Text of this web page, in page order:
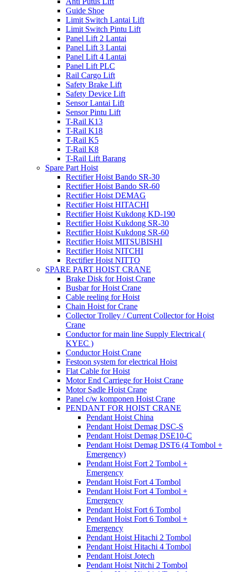
Guide Shoe
Limit Switch Lantai Lift
Limit Switch Pintu Lift
Panel Lift 2 Lantai
Panel Lift 3 Lantai
Panel Lift 4 Lantai
Panel Lift PLC
Rail Cargo Lift
Safety Brake Lift
Safety Device Lift
Sensor Lantai Lift
Sensor Pintu Lift
T-Rail K13
T-Rail K18
T-Rail K5
T-Rail K8
T-Rail Lift Barang
Spare Part Hoist
Rectifier Hoist Bando SR-30
Rectifier Hoist Bando SR-60
Rectifier Hoist DEMAG
Rectifier Hoist HITACHI
Rectifier Hoist Kukdong KD-190
Rectifier Hoist Kukdong SR-30
Rectifier Hoist Kukdong SR-60
Rectifier Hoist MITSUBISHI
Rectifier Hoist NITCHI
Rectifier Hoist NITTO
SPARE PART HOIST CRANE
Brake Disk for Hoist Crane
Busbar for Hoist Crane
Cable reeling for Hoist
Chain Hoist for Crane
Collector Trolley / Current Collector for Hoist
Crane
Conductor for main line Supply Electrical (
KYEC )
Conductor Hoist Crane
Festoon system for electrical Hoist
Flat Cable for Hoist
Motor End Carriege for Hoist Crane
Motor Sadle Hoist Crane
Panel c/w komponen Hoist Crane
PENDANT FOR HOIST CRANE
Pendant Hoist China
Pendant Hoist Demag DSC-S
Pendant Hoist Demag DSE10-C
Pendant Hoist Demag DST6 (4 Tombol +
Emergency)
Pendant Hoist Fort 2 Tombol +
Emergency
Pendant Hoist Fort 4 Tombol
Pendant Hoist Fort 4 Tombol +
Emergency
Pendant Hoist Fort 6 Tombol
Pendant Hoist Fort 6 Tombol +
Emergency
Pendant Hoist Hitachi 2 Tombol
Pendant Hoist Hitachi 4 Tombol
Pendant Hoist Jotech
Pendant Hoist Nitchi 2 Tombol